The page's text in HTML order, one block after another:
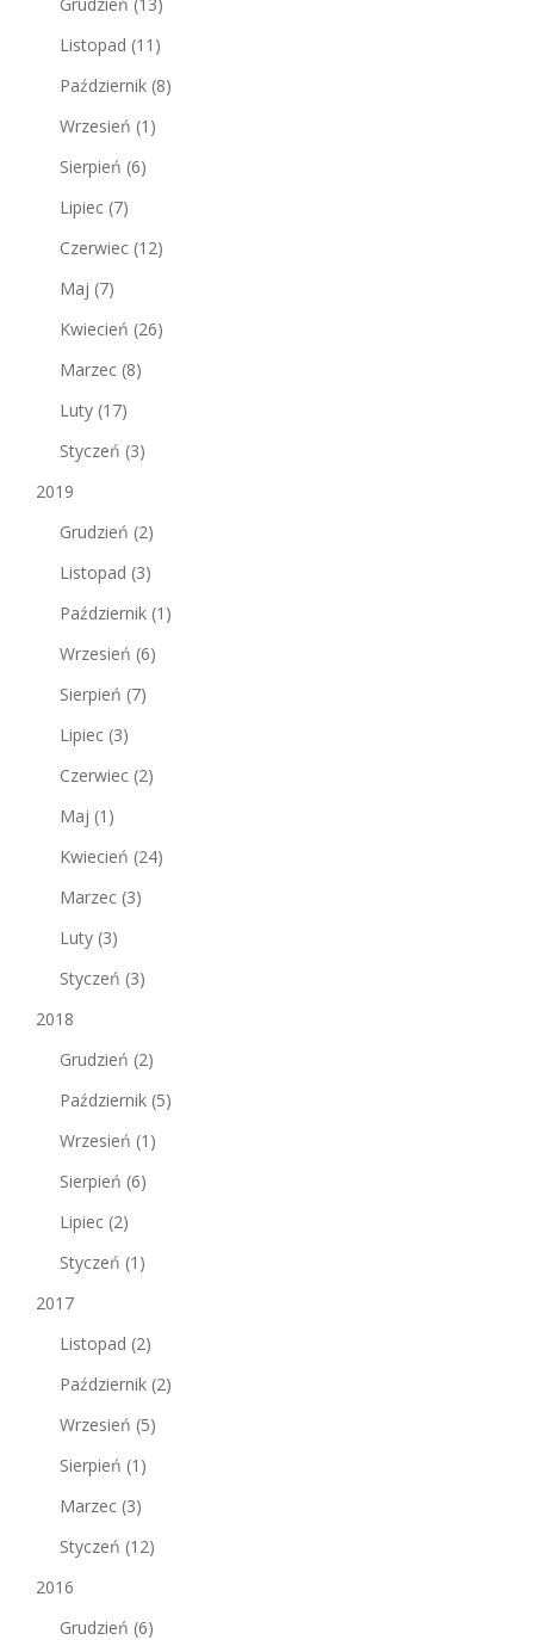
Listopad (11)
Październik (8)
Wrzesień (1)
Sierpień (6)
Lipiec (7)
Czerwiec (12)
Maj (7)
Kwiecień (26)
Marzec (8)
Luty (17)
Styczeń (3)
2019
Grudzień (2)
Listopad (3)
Październik (1)
Wrzesień (6)
Sierpień (7)
Lipiec (3)
Czerwiec (2)
Maj (1)
Kwiecień (24)
Marzec (3)
Luty (3)
Styczeń (3)
2018
Grudzień (2)
Październik (5)
Wrzesień (1)
Sierpień (6)
Lipiec (2)
Styczeń (1)
2017
Listopad (2)
Październik (2)
Wrzesień (5)
Sierpień (1)
Marzec (3)
Styczeń (12)
2016
Grudzień (6)